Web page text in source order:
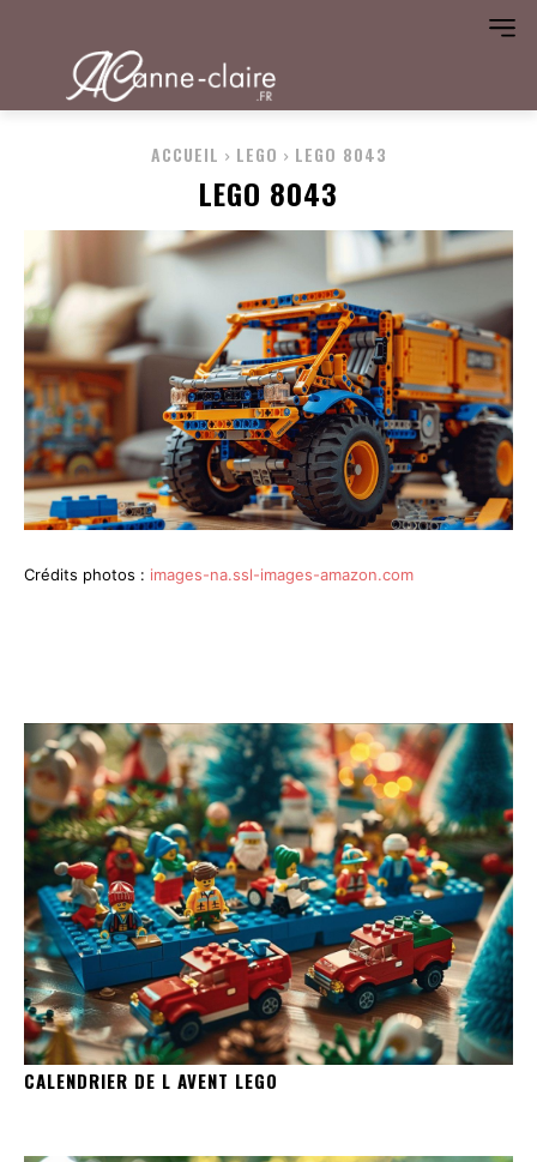
ACCUEIL LEGO LEGO 8043
LEGO 8043
Crédits photos : images-na.ssl-images-amazon.com
CALENDRIER DE L AVENT LEGO